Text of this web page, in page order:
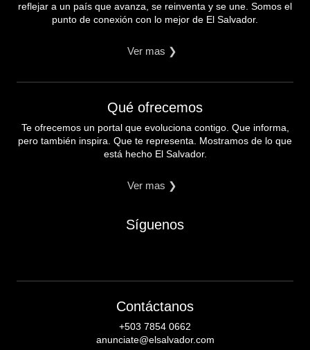
reflejar a un país que avanza, se reinventa y se une. Somos el
punto de conexión con lo mejor de El Salvador.
Ver mas ❯
Qué ofrecemos
Te ofrecemos un portal que evoluciona contigo. Que informa,
pero también inspira. Que te representa. Mostramos de lo que
está hecho El Salvador.
Ver mas ❯
Síguenos
Contáctanos
+503 7854 0662
anunciate@elsalvador.com